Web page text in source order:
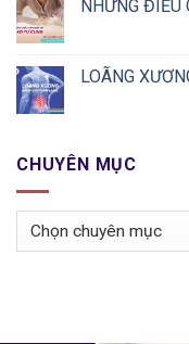
NHỮNG ĐIỀU
LOÃNG
CHUYÊN MỤC
Chuyên
mục